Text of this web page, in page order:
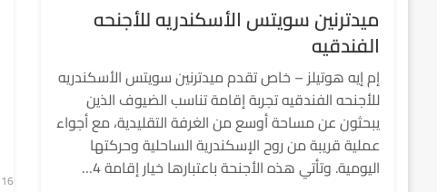
ميدترنين سويتس الأسكندريه للأجنحه
الفندقيه
إم إيه هوتيلز – خاص تقدم ميدترنين سويتس الأسكندريه
للأجنحه الفندقيه تجربة إقامة تناسب الضيوف الذين
يبحثون عن مساحة أوسع من الغرفة التقليدية، مع أجواء
عملية قريبة من روح الإسكندرية الساحلية وحركتها
اليومية. وتأتي هذه الأجنحة باعتبارها خيار إقامة 4…
نُشر
16 مايو، 2026